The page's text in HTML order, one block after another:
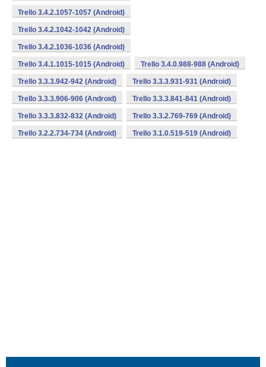
Trello 3.4.2.1057-1057 (Android)
Trello 3.4.2.1042-1042 (Android)
Trello 3.4.2.1036-1036 (Android)
Trello 3.4.1.1015-1015 (Android) Trello 3.4.0.988-988 (Android)
Trello 3.3.3.942-942 (Android) Trello 3.3.3.931-931 (Android)
Trello 3.3.3.906-906 (Android) Trello 3.3.3.841-841 (Android)
Trello 3.3.3.832-832 (Android) Trello 3.3.2.769-769 (Android)
Trello 3.2.2.734-734 (Android) Trello 3.1.0.519-519 (Android)